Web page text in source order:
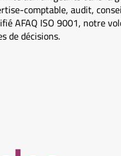
comptable, audit,
AFAQ ISO 9001, notre
de décisions.